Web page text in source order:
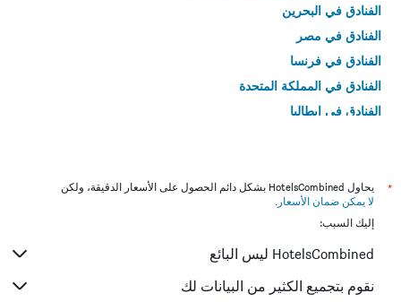
الفنادق في البحرين
الفنادق في مصر
الفنادق في فرنسا
الفنادق في المملكة المتحدة
الفنادق في إيطاليا
*
يحاول HotelsCombined بشكل دائم الحصول على الأسعار الدقيقة، ولكن
لا يمكن ضمان الأسعار .
إليك السبب:
HotelsCombined ليس البائع
نقوم بتجميع الكثير من البيانات لك